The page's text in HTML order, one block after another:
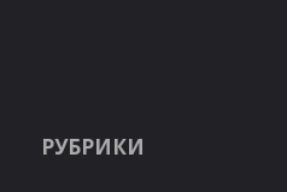
РУБРИКИ